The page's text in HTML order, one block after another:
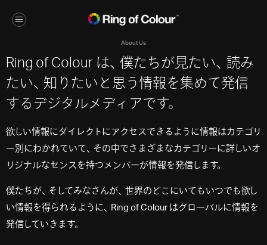
About Us
Ring of Colour は、僕たちが見たい、 読み
たい、 知りたいと思う情報を集めて発信
するデジタルメディアです。
欲しい情報にダイレクトにアクセスできるように情報はカテゴリ
ー別にわかれていて、 その中でさまざまなカテゴリーに詳しいオ
リジナルなセンスを持つメンバーが情報を発信します。
僕たちが、 そしてみなさんが、 世界のどこにいてもいつでも欲し
い情報を得られるように、 Ring of Colour はグローバルに情報を
発信していきます。